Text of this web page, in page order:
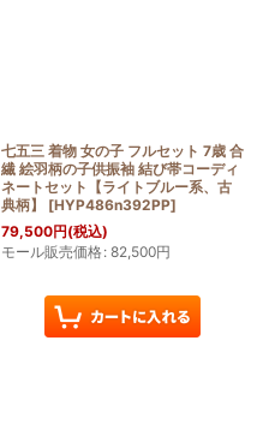
七五三 着物 女の子 フルセット 7歳 合
繊 絵羽柄の子供振袖 結び帯コーディ
ネートセット【ライトブルー系、古
典柄】
[HYP486n392PP]
79,500円(税込)
モール販売価格: 82,500円